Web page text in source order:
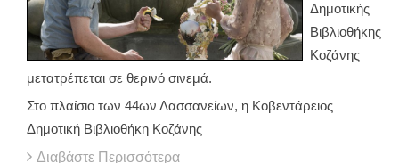
Δημοτικής
Βιβλιοθήκης
Κοζάνης
μετατρέπεται σε θερινό σινεμά.
Στο πλαίσιο των 44ων Λασσανείων, η Κοβεντάρειος
Δημοτική Βιβλιοθήκη Κοζάνης
Διαβάστε Περισσότερα